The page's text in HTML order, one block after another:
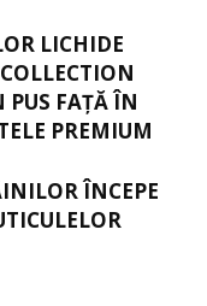
LICHIDE
PUS FAȚĂ ÎN
PREMIUM
ÎNCEPE